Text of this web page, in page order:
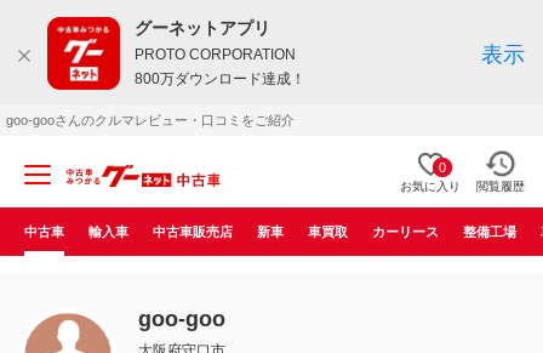
グーネットアプリ
PROTO CORPORATION
800万ダウンロード達成！
表示
goo-gooさんのクルマレビュー・口コミをご紹介
0
お気に入り 閲覧履歴
中古車 輸入車 中古車販売店 新車 車買取 カーリース 整備工場
goo-goo